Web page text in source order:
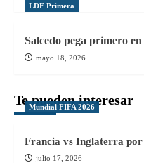
LDF Primera
Salcedo pega primero
mayo 18, 2026
Te pueden interesar
Mundial FIFA 2026
Francia vs Inglaterra
julio 17, 2026